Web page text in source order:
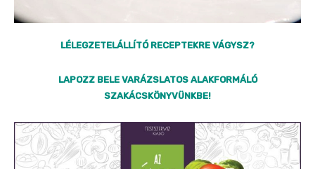
LÉLEGZETELÁLLÍTÓ RECEPTEKRE VÁGYSZ?
LAPOZZ BELE VARÁZSLATOS ALAKFORMÁLÓ
SZAKÁCSKÖNYVÜNKBE!